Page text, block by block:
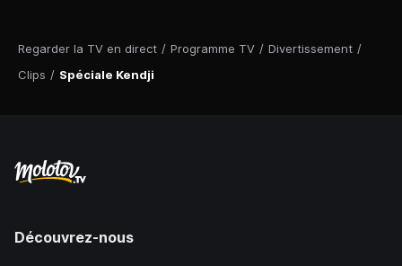
Regarder la TV en direct / Programme TV / Divertissement /
Clips / Spéciale Kendji
Découvrez-nous